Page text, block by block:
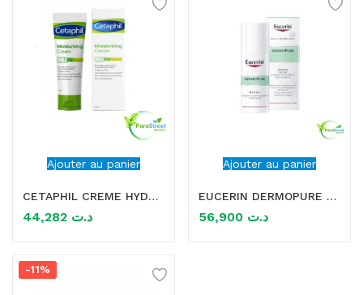
Ajouter au panier
CETAPHIL CREME HYDRATANTE 100G
د.ت
Ajouter au panier
EUCERIN DERMOPURE HYDRA CREME COMPENSATRICE APAISANTE 50ML
د.ت
-11%